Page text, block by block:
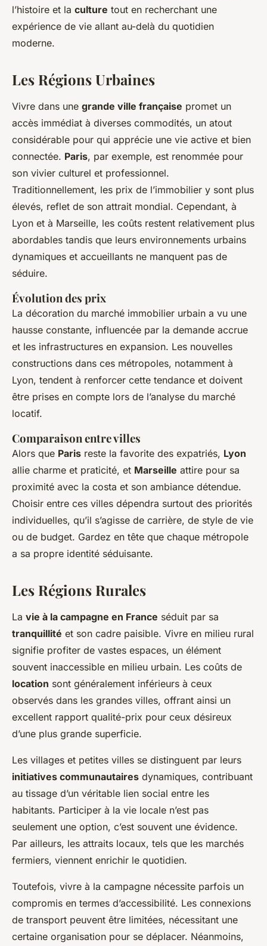
l’histoire et la culture tout en recherchant une
expérience de vie allant au-delà du quotidien
moderne.
Les Régions Urbaines
Vivre dans une grande ville française promet un
accès immédiat à diverses commodités, un atout
considérable pour qui apprécie une vie active et bien
connectée. Paris, par exemple, est renommée pour
son vivier culturel et professionnel.
Traditionnellement, les prix de l’immobilier y sont plus
élevés, reflet de son attrait mondial. Cependant, à
Lyon et à Marseille, les coûts restent relativement plus
abordables tandis que leurs environnements urbains
dynamiques et accueillants ne manquent pas de
séduire.
Évolution des prix
La décoration du marché immobilier urbain a vu une
hausse constante, influencée par la demande accrue
et les infrastructures en expansion. Les nouvelles
constructions dans ces métropoles, notamment à
Lyon, tendent à renforcer cette tendance et doivent
être prises en compte lors de l’analyse du marché
locatif.
Comparaison entre villes
Alors que Paris reste la favorite des expatriés, Lyon
allie charme et praticité, et Marseille attire pour sa
proximité avec la costa et son ambiance détendue.
Choisir entre ces villes dépendra surtout des priorités
individuelles, qu’il s’agisse de carrière, de style de vie
ou de budget. Gardez en tête que chaque métropole
a sa propre identité séduisante.
Les Régions Rurales
La vie à la campagne en France séduit par sa
tranquillité et son cadre paisible. Vivre en milieu rural
signifie profiter de vastes espaces, un élément
souvent inaccessible en milieu urbain. Les coûts de
location sont généralement inférieurs à ceux
observés dans les grandes villes, offrant ainsi un
excellent rapport qualité-prix pour ceux désireux
d’une plus grande superficie.
Les villages et petites villes se distinguent par leurs
initiatives communautaires dynamiques, contribuant
au tissage d’un véritable lien social entre les
habitants. Participer à la vie locale n’est pas
seulement une option, c’est souvent une évidence.
Par ailleurs, les attraits locaux, tels que les marchés
fermiers, viennent enrichir le quotidien.
Toutefois, vivre à la campagne nécessite parfois un
compromis en termes d’accessibilité. Les connexions
de transport peuvent être limitées, nécessitant une
certaine organisation pour se déplacer. Néanmoins,